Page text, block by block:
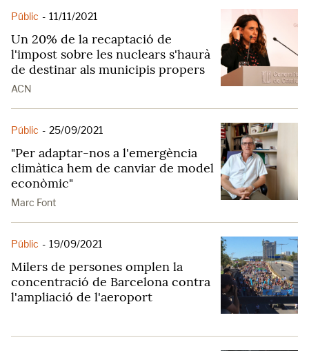
Públic - 11/11/2021
Un 20% de la recaptació de
l'impost sobre les nuclears s'haurà
de destinar als municipis propers
ACN
Públic - 25/09/2021
"Per adaptar-nos a l'emergència
climàtica hem de canviar de model
econòmic"
Marc Font
Públic - 19/09/2021
Milers de persones omplen la
concentració de Barcelona contra
l'ampliació de l'aeroport